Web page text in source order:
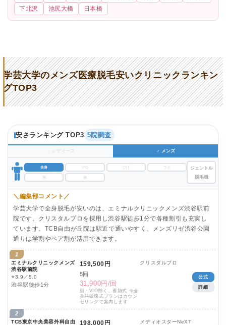
下北沢
池尻大橋 日本橋
学芸大学のメンズ医療脱毛安いクリニックランキン
グTOP3
安さランキング TOP3 5院調査
♀ レディース ♂ メンズ
全身 VIO ひげ ワキ
脚
ジェントル
脱毛機
＼編集部コメント／
学芸大学で全身脱毛が安いのは、エミナルクリニックメンズ渋谷駅前
院です。クリスタルプロを採用し渋谷駅徒歩1分で各種割引も充実し
ています。TCB自由が丘院は駅近で通いやすく、メンズリゼ渋谷公園
通りは学割やペア割が活用できます。
1
エミナルクリニックメンズ
渋谷駅前院
⭐3.9／5.0
渋谷駅徒歩1分
159,500円
5回
31,900円/回
顔・VIO除く、蓄熱式 ※全
身熱破壊式プランはカウン
セリングで案内します
クリスタルプロ
公式
詳細
2
TCB東京中央美容外科自由
198,000円
メディオスターNeXT